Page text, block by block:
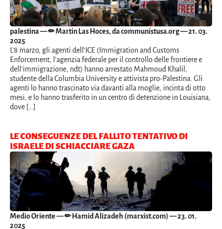
palestina— ✏ Martin Las Hoces, da communistusa.org — 21. 03.
2025
L’8 marzo, gli agenti dell’ICE (Immigration and Customs
Enforcement, l’agenzia federale per il controllo delle frontiere e
dell’immigrazione, ndt) hanno arrestato Mahmoud Khalil,
studente della Columbia University e attivista pro-Palestina. Gli
agenti lo hanno trascinato via davanti alla moglie, incinta di otto
mesi, e lo hanno trasferito in un centro di detenzione in Louisiana,
dove […]
LE CONSEGUENZE DEL FALLITO TENTATIVO DI
ISRAELE DI SCHIACCIARE GAZA
Medio Oriente— ✏ Hamid Alizadeh (marxist.com) — 23. 01.
2025